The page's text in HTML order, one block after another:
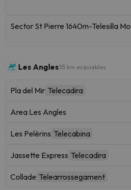
Sector St Pierre 1640m-Telesilla
Les Angles 55 km esquiables
Pla del Mir Telecadira
Area Les Angles
Les Pelèrins Telecabina
Jassette Express Telecadira
Collade Telearrossegament